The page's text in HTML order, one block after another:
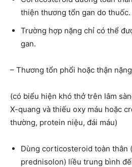
thiện thương tổn gan do thuốc.
Trường hợp nặng chỉ có thể
gan.
– Thương tổn phổi hoặc thận nặng
(có biểu hiện khó thở trên lâm
X-quang và thiếu oxy máu hoặc
thường, protein niệu, đái máu)
Dùng corticosteroid toàn thân
prednisolon) liều trung bình